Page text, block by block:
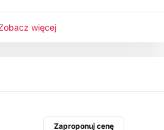
więcej
Zaproponuj cenę